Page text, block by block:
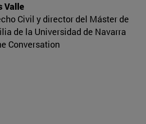
Valle
Civil y director del Máster de
de la Universidad de Navarra
Conversation